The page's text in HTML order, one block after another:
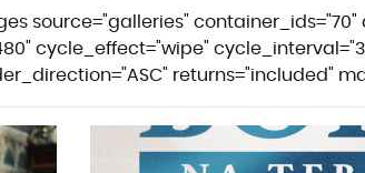
source="galleries"
cycle_effect="wipe"
returns="included"